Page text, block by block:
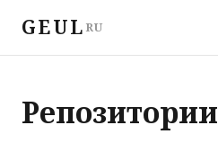
GEUL RU
Репозитории